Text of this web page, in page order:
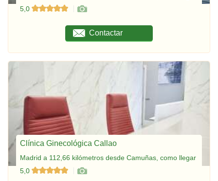
5,0
Contactar
Clínica Ginecológica Callao
Madrid a 112,66 kilómetros desde Camuñas, como llegar
5,0